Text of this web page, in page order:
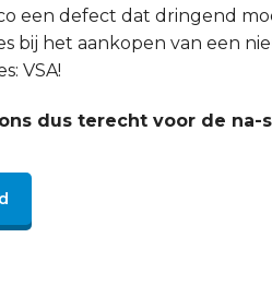
een defect dat dringend
bij het aankopen van een
VSA!
dus terecht voor de na-